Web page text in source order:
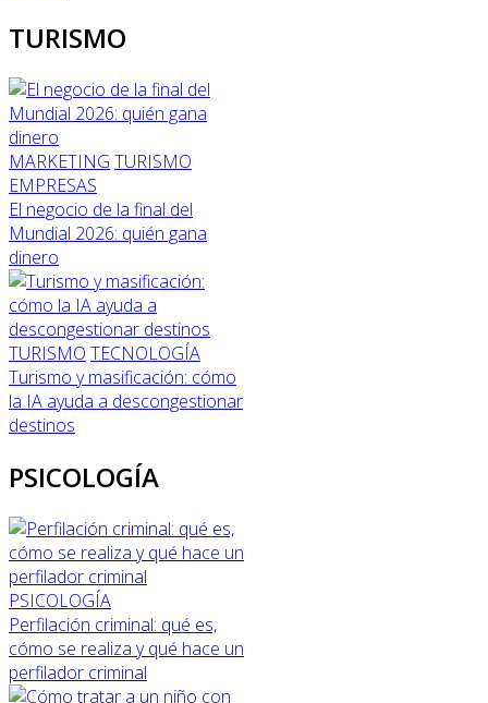
TURISMO
MARKETING TURISMO
EMPRESAS
El negocio de la final del
Mundial 2026: quién gana
dinero
TURISMO TECNOLOGÍA
Turismo y masificación: cómo
la IA ayuda a descongestionar
destinos
PSICOLOGÍA
PSICOLOGÍA
Perfilación criminal: qué es,
cómo se realiza y qué hace un
perfilador criminal